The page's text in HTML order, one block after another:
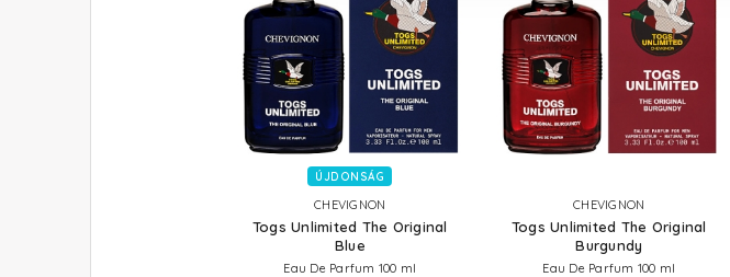
ÚJDONSÁG
CHEVIGNON
Togs Unlimited The Original
Blue
Eau De Parfum 100 ml
CHEVIGNON
Togs Unlimited The Original
Burgundy
Eau De Parfum 100 ml